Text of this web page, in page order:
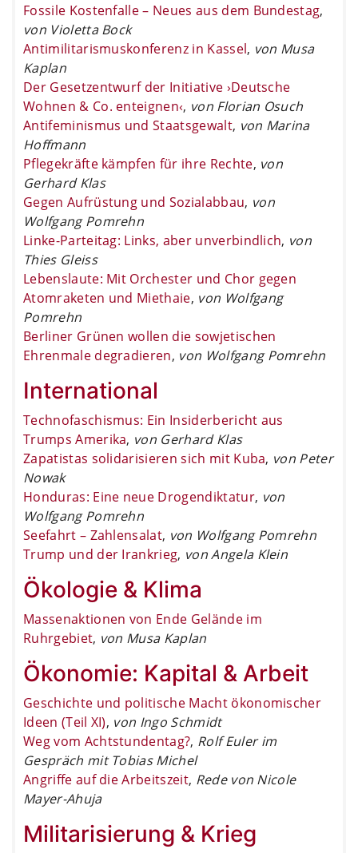
Fossile Kostenfalle – Neues aus dem Bundestag,
von Violetta Bock
Antimilitarismuskonferenz in Kassel, von Musa
Kaplan
Der Gesetzentwurf der Initiative ›Deutsche
Wohnen & Co. enteignen‹, von Florian Osuch
Antifeminismus und Staatsgewalt, von Marina
Hoffmann
Pflegekräfte kämpfen für ihre Rechte, von
Gerhard Klas
Gegen Aufrüstung und Sozialabbau, von
Wolfgang Pomrehn
Linke-Parteitag: Links, aber unverbindlich, von
Thies Gleiss
Lebenslaute: Mit Orchester und Chor gegen
Atomraketen und Miethaie, von Wolfgang
Pomrehn
Berliner Grünen wollen die sowjetischen
Ehrenmale degradieren, von Wolfgang Pomrehn
International
Technofaschismus: Ein Insiderbericht aus
Trumps Amerika, von Gerhard Klas
Zapatistas solidarisieren sich mit Kuba, von Peter
Nowak
Honduras: Eine neue Drogendiktatur, von
Wolfgang Pomrehn
Seefahrt – Zahlensalat, von Wolfgang Pomrehn
Trump und der Irankrieg, von Angela Klein
Ökologie & Klima
Massenaktionen von Ende Gelände im
Ruhrgebiet, von Musa Kaplan
Ökonomie: Kapital & Arbeit
Geschichte und politische Macht ökonomischer
Ideen (Teil XI), von Ingo Schmidt
Weg vom Achtstundentag?, Rolf Euler im
Gespräch mit Tobias Michel
Angriffe auf die Arbeitszeit, Rede von Nicole
Mayer-Ahuja
Militarisierung & Krieg